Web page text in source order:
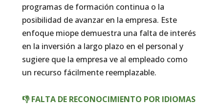
programas de formación continua o la
posibilidad de avanzar en la empresa. Este
enfoque miope demuestra una falta de interés
en la inversión a largo plazo en el personal y
sugiere que la empresa ve al empleado como
un recurso fácilmente reemplazable.
👎 FALTA DE RECONOCIMIENTO POR IDIOMAS